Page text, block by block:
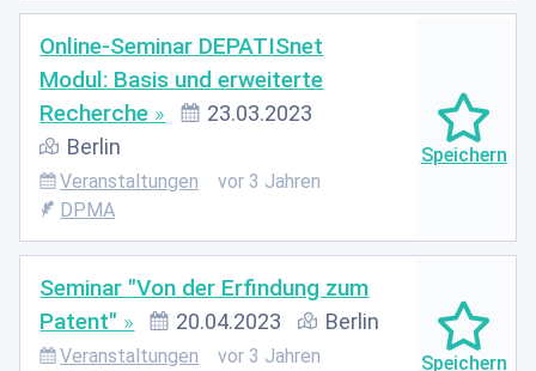
Online-Seminar DEPATISnet
Modul: Basis und erweiterte
Recherche
23.03.2023
Berlin
Veranstaltungen
vor 3 Jahren
DPMA
Seminar "Von der Erfindung zum
Patent"
20.04.2023 Berlin
Veranstaltungen
vor 3 Jahren